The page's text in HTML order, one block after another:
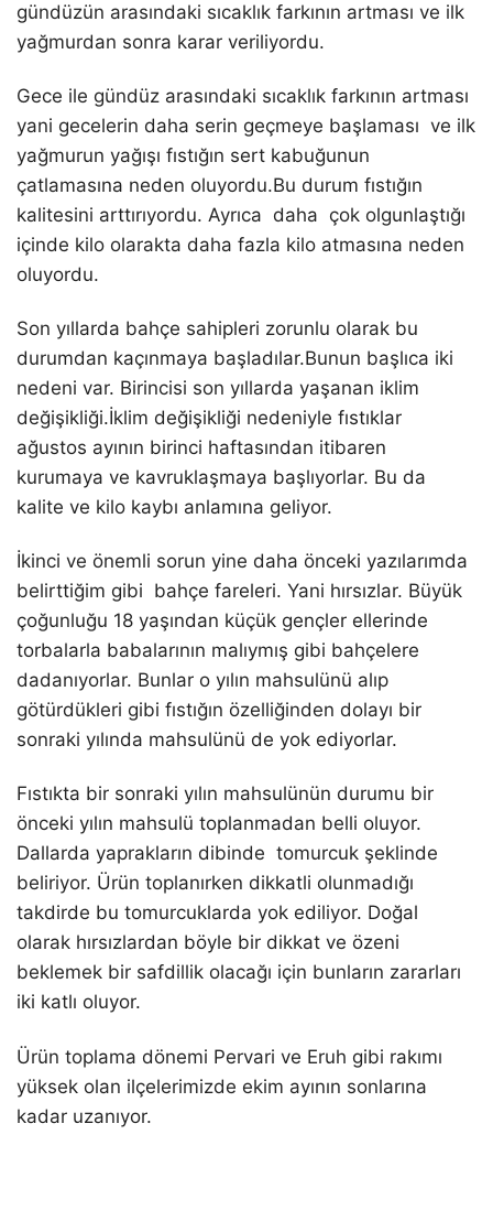
Youtube
gündüzün arasındaki sıcaklık farkının artması ve ilk
yağmurdan sonra karar veriliyordu.
Gece ile gündüz arasındaki sıcaklık farkının artması
yani gecelerin daha serin geçmeye başlaması ve ilk
yağmurun yağışı fıstığın sert kabuğunun
çatlamasına neden oluyordu.Bu durum fıstığın
kalitesini arttırıyordu. Ayrıca daha çok olgunlaştığı
içinde kilo olarakta daha fazla kilo atmasına neden
oluyordu.
Son yıllarda bahçe sahipleri zorunlu olarak bu
durumdan kaçınmaya başladılar.Bunun başlıca iki
nedeni var. Birincisi son yıllarda yaşanan iklim
değişikliği.İklim değişikliği nedeniyle fıstıklar
ağustos ayının birinci haftasından itibaren
kurumaya ve kavruklaşmaya başlıyorlar. Bu da
kalite ve kilo kaybı anlamına geliyor.
İkinci ve önemli sorun yine daha önceki yazılarımda
belirttiğim gibi bahçe fareleri. Yani hırsızlar. Büyük
çoğunluğu 18 yaşından küçük gençler ellerinde
torbalarla babalarının malıymış gibi bahçelere
dadanıyorlar. Bunlar o yılın mahsulünü alıp
götürdükleri gibi fıstığın özelliğinden dolayı bir
sonraki yılında mahsulünü de yok ediyorlar.
Fıstıkta bir sonraki yılın mahsulünün durumu bir
önceki yılın mahsulü toplanmadan belli oluyor.
Dallarda yaprakların dibinde tomurcuk şeklinde
beliriyor. Ürün toplanırken dikkatli olunmadığı
takdirde bu tomurcuklarda yok ediliyor. Doğal
olarak hırsızlardan böyle bir dikkat ve özeni
beklemek bir safdillik olacağı için bunların zararları
iki katlı oluyor.
Ürün toplama dönemi Pervari ve Eruh gibi rakımı
yüksek olan ilçelerimizde ekim ayının sonlarına
kadar uzanıyor.